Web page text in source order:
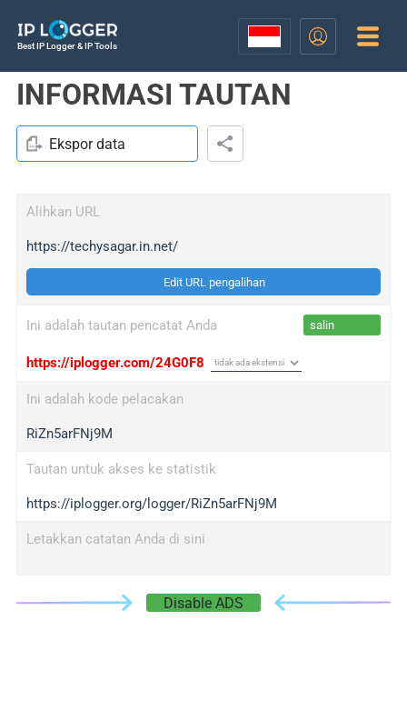
Best IP Logger & IP Tools
INFORMASI TAUTAN
Ekspor data
Alihkan URL
https://techysagar.in.net/
Edit URL pengalihan
Ini adalah tautan pencatat Anda salin
https://iplogger.com/24G0F8
Ini adalah kode pelacakan
RiZn5arFNj9M
Tautan untuk akses ke statistik
https://iplogger.org/logger/RiZn5arFNj9M
Letakkan catatan Anda di sini
Disable ADS